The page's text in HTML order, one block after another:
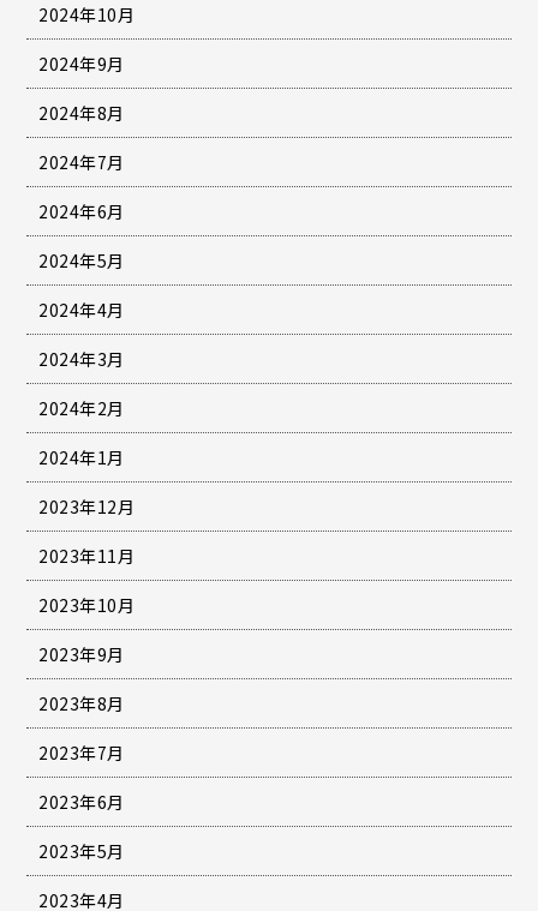
2024年10月
2024年9月
2024年8月
2024年7月
2024年6月
2024年5月
2024年4月
2024年3月
2024年2月
2024年1月
2023年12月
2023年11月
2023年10月
2023年9月
2023年8月
2023年7月
2023年6月
2023年5月
2023年4月